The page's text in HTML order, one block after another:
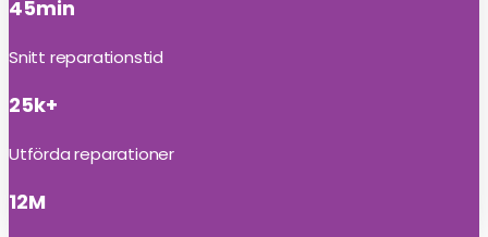
45min
Snitt reparationstid
25k+
Utförda reparationer
12M